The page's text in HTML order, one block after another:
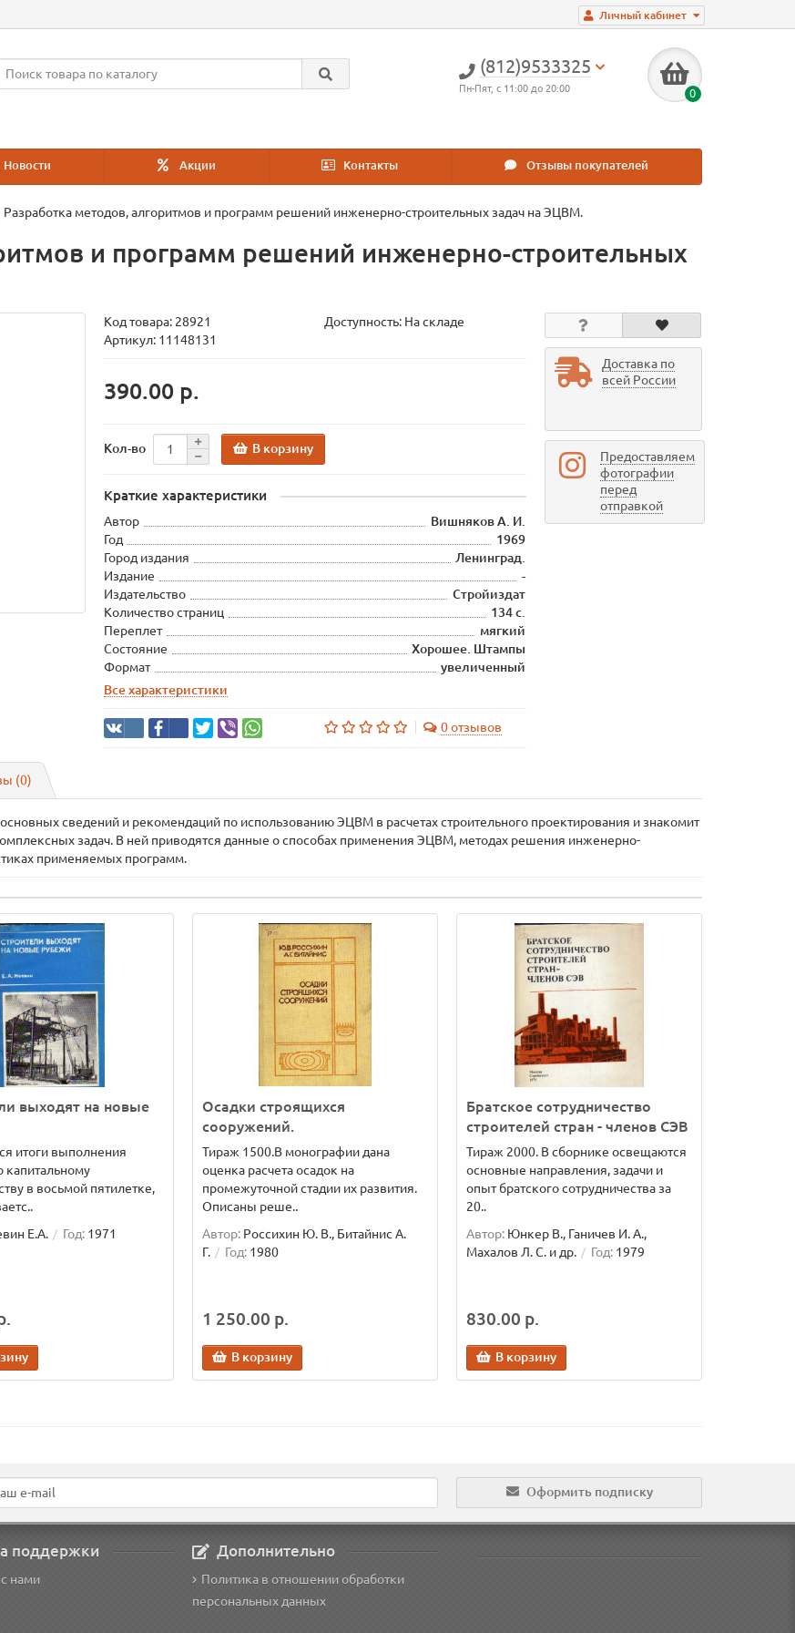
Личный кабинет
(812)9533325
Пн-Пят, с 11:00 до 20:00 0
Новости Акции Контакты Отзывы покупателей
Разработка методов, алгоритмов и программ решений инженерно-строительных задач на ЭЦВМ.
и программ решений инженерно-строительных
Код товара: 28921
Доступность: На складе
Артикул: 11148131
390.00 р.
Кол-во В корзину
Краткие характеристики
Автор
Вишняков А. И.
Год
1969
Город издания
Ленинград.
Издание
-
Издательство
Стройиздат
Количество страниц
134 с.
Переплет
мягкий
Состояние
Хорошее. Штампы
Формат
увеличенный
Все характеристики
0 отзывов
Доставка по
всей России
Предоставляем
фотографии
перед
отправкой
(0)
сведений и рекомендаций по использованию ЭЦВМ в расчетах строительного проектирования и знакомит
задач. В ней приводятся данные о способах применения ЭЦВМ, методах решения инженерно-
применяемых программ.
выходят на новые
итоги выполнения
капитальному
в восьмой пятилетке,
Е.А. Год: 1971
Осадки строящихся
сооружений.
Тираж 1500.В монографии дана
оценка расчета осадок на
промежуточной стадии их развития.
Описаны реше..
Автор: Россихин Ю. В., Битайнис А.
Г.
Год: 1980
1 250.00 р.
В корзину
Братское сотрудничество
строителей стран - членов СЭВ
Тираж 2000. В сборнике освещаются
основные направления, задачи и
опыт братского сотрудничества за
20..
Автор: Юнкер В., Ганичев И. А.,
Махалов Л. С. и др.
Год: 1979
830.00 р.
В корзину
Оформить подписку
поддержки
нами
Дополнительно
Политика в отношении обработки
персональных данных